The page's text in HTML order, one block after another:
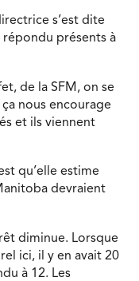
s’est dite
présents à
de la SFM, on se
nous encourage
et ils viennent
qu’elle estime
devraient
diminue. Lorsque
ici, il y en avait 20
à 12. Les